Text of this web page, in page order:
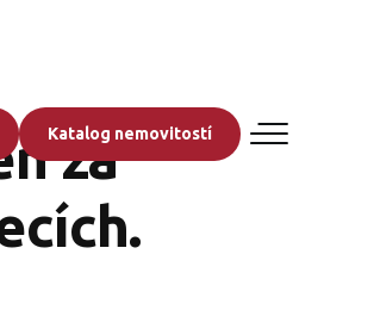
Katalog nemovitostí
za